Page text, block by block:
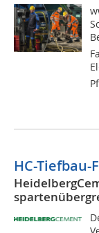
HC-